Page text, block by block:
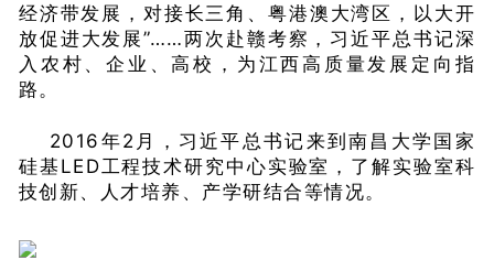
经济带发展，对接长三角、粤港澳大湾区，以大开
放促进大发展”……两次赴赣考察，习近平总书记深
入农村、企业、高校，为江西高质量发展定向指
路。
2016年2月，习近平总书记来到南昌大学国家
硅基LED工程技术研究中心实验室，了解实验室科
技创新、人才培养、产学研结合等情况。